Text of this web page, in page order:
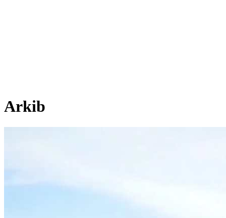
Arkib